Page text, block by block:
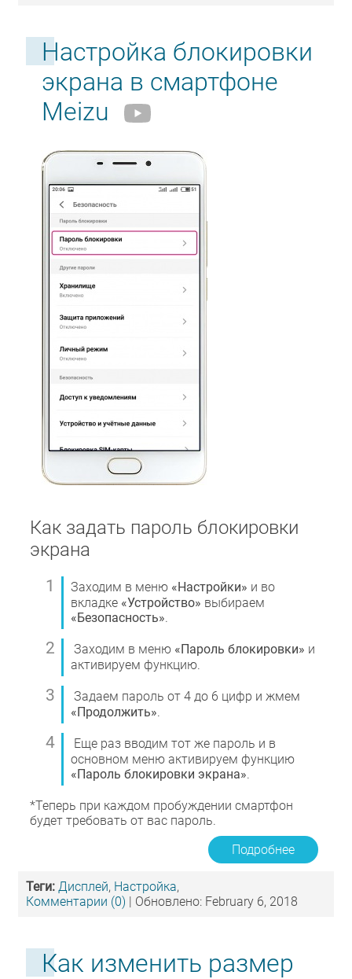
Настройка блокировки
экрана в смартфоне
Meizu
Как задать пароль блокировки
экрана
Заходим в меню «Настройки» и во
вкладке «Устройство» выбираем
«Безопасность».
Заходим в меню «Пароль блокировки» и
активируем функцию.
Задаем пароль от 4 до 6 цифр и жмем
«Продолжить».
Еще раз вводим тот же пароль и в
основном меню активируем функцию
«Пароль блокировки экрана».
*Теперь при каждом пробуждении смартфон
будет требовать от вас пароль.
Подробнее
Теги: Дисплей, Настройка,
Комментарии (0) | Обновлено: February 6, 2018
Как изменить размер